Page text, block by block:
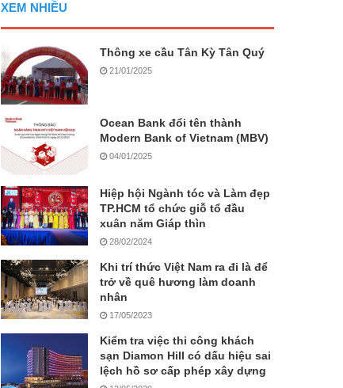
XEM NHIỀU
Thông xe cầu Tân Kỳ Tân Quý
21/01/2025
Ocean Bank đổi tên thành
Modern Bank of Vietnam (MBV)
04/01/2025
Hiệp hội Ngành tóc và Làm đẹp
TP.HCM tổ chức giỗ tổ đầu
xuân năm Giáp thìn
28/02/2024
Khi trí thức Việt Nam ra đi là để
trở về quê hương làm doanh
nhân
17/05/2023
Kiểm tra việc thi công khách
sạn Diamon Hill có dấu hiệu sai
lệch hồ sơ cấp phép xây dựng